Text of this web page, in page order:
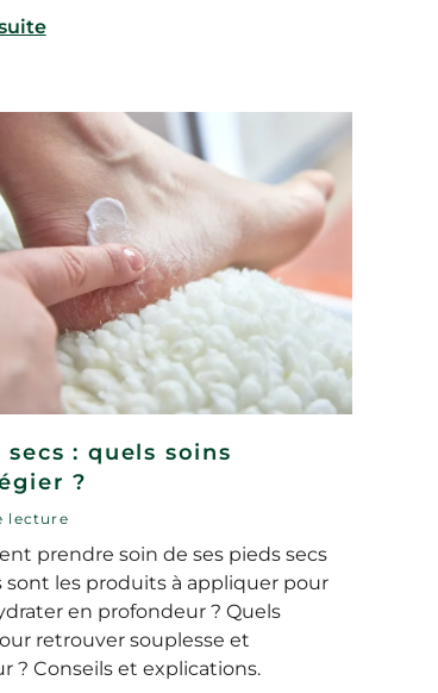
secs : quels soins
?
lecture
prendre soin de ses pieds secs
sont les produits à appliquer pour
en profondeur ? Quels
retrouver souplesse et
? Conseils et explications.